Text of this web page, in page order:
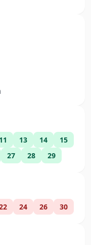
11 13 14
15
27 28 29
24 26 30